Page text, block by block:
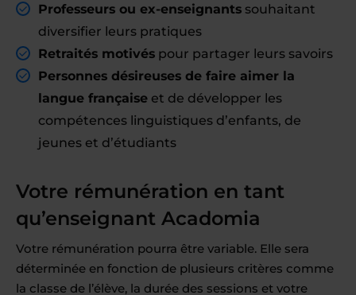
Professeurs ou ex-enseignants souhaitant
diversifier leurs pratiques
Retraités motivés pour partager leurs savoirs
Personnes désireuses de faire aimer la
langue française et de développer les
compétences linguistiques d’enfants, de
jeunes et d’étudiants
Votre rémunération en tant
qu’enseignant Acadomia
Votre rémunération pourra être variable. Elle sera
déterminée en fonction de plusieurs critères comme
la classe de l’élève, la durée des sessions et votre